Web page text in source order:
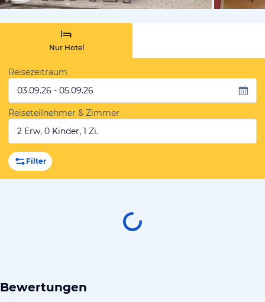
Nur Hotel
Reisezeitraum
03.09.26 - 05.09.26
Reiseteilnehmer & Zimmer
2 Erw, 0 Kinder, 1 Zi.
Filter
Bewertungen